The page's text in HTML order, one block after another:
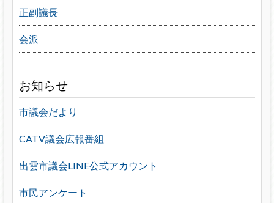
正副議長
会派
お知らせ
市議会だより
CATV議会広報番組
出雲市議会LINE公式アカウント
市民アンケート